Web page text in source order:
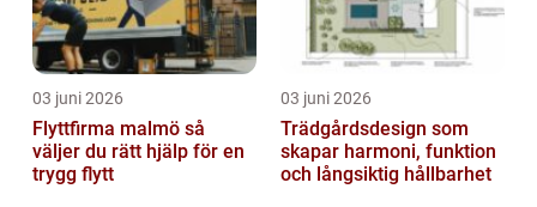
03 juni 2026
Flyttfirma malmö så
väljer du rätt hjälp för en
trygg flytt
03 juni 2026
Trädgårdsdesign som
skapar harmoni, funktion
och långsiktig hållbarhet